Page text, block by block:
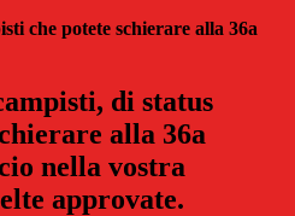
che potete schierare alla 36a
di status
alla 36a
nella vostra
approvate.